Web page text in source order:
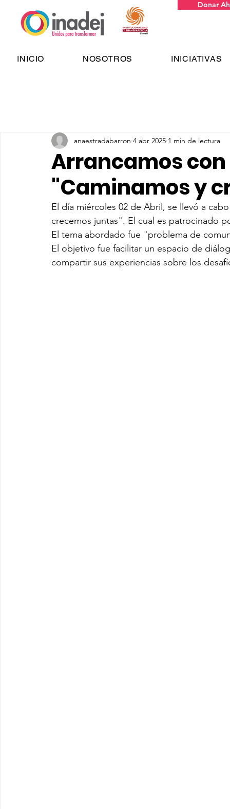
Donar
INICIO NOSOTROS INICIATIVAS
Arrancamos
"Caminamos y
anaestradabarron 4 abr 2025 1 min de lectura
El día miércoles 02 de Abril, se llevó a
crecemos juntas". El cual es patrocinado
El tema abordado fue "problema de
El objetivo fue facilitar un espacio de
compartir sus experiencias sobre los